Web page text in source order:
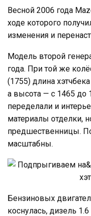
Весной 2006 года
ходе которого
изменения и
Модель второй
года. При той же
(1755) длина
а высота — с 1465
переделали и
материалы отделки,
предшественницы.
масштабны.
Бензиновых
коснулась, дизель